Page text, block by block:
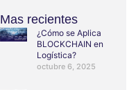
Mas recientes
¿Cómo se Aplica
BLOCKCHAIN en
Logística?
octubre 6, 2025